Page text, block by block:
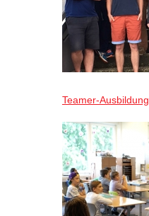
Teamer-Ausbildung